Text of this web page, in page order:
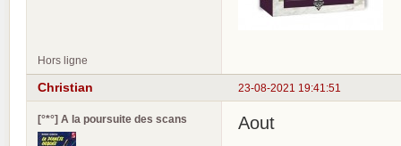
Hors ligne
23-08-2021 19:41:51
Christian
[°*°] A la poursuite des scans
Aout